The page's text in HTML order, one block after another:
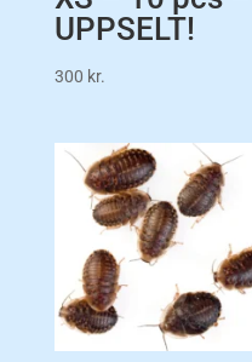
UPPSELT!
300 kr.